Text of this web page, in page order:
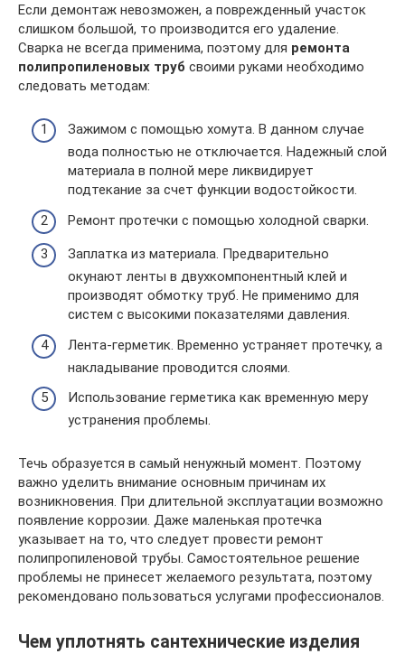
Если демонтаж невозможен, а поврежденный участок
слишком большой, то производится его удаление.
Сварка не всегда применима, поэтому для ремонта
полипропиленовых труб своими руками необходимо
следовать методам:
Зажимом с помощью хомута. В данном случае
вода полностью не отключается. Надежный слой
материала в полной мере ликвидирует
подтекание за счет функции водостойкости.
Ремонт протечки с помощью холодной сварки.
Заплатка из материала. Предварительно
окунают ленты в двухкомпонентный клей и
производят обмотку труб. Не применимо для
систем с высокими показателями давления.
Лента-герметик. Временно устраняет протечку, а
накладывание проводится слоями.
Использование герметика как временную меру
устранения проблемы.
Течь образуется в самый ненужный момент. Поэтому
важно уделить внимание основным причинам их
возникновения. При длительной эксплуатации возможно
появление коррозии. Даже маленькая протечка
указывает на то, что следует провести ремонт
полипропиленовой трубы. Самостоятельное решение
проблемы не принесет желаемого результата, поэтому
рекомендовано пользоваться услугами профессионалов.
Чем уплотнять сантехнические изделия